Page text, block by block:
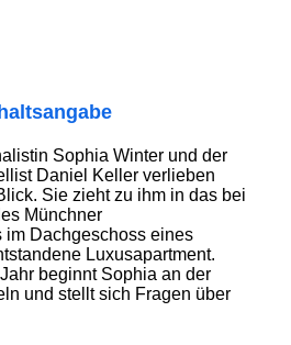
Sophia Winter und der
Daniel Keller verlieben
Sie zieht zu ihm in das bei
Münchner
im Dachgeschoss eines
Luxusapartment.
beginnt Sophia an der
und stellt sich Fragen über